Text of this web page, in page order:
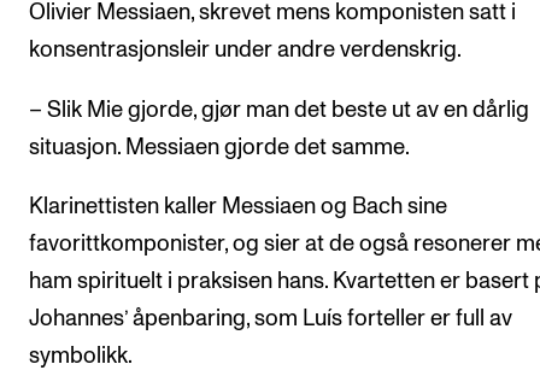
Olivier Messiaen, skrevet mens komponisten satt i
konsentrasjonsleir under andre verdenskrig.
– Slik Mie gjorde, gjør man det beste ut av en dårlig
situasjon. Messiaen gjorde det samme.
Klarinettisten kaller Messiaen og Bach sine
favorittkomponister, og sier at de også resonerer
ham spirituelt i praksisen hans. Kvartetten er basert
Johannes’ åpenbaring, som Luís forteller er full av
symbolikk.